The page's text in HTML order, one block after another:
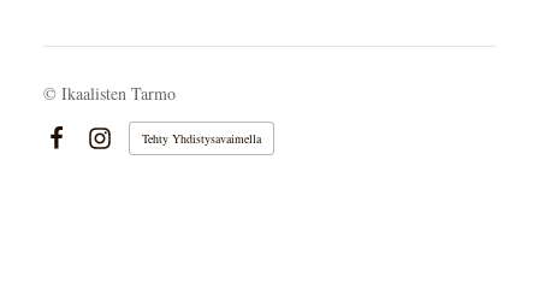
© Ikaalisten Tarmo
FacebookInstagram
Tehty Yhdistysavaimella